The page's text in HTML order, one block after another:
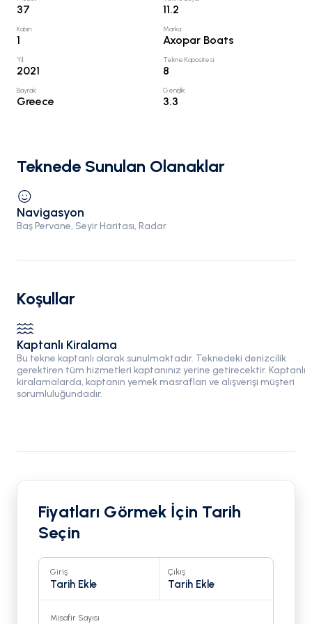
37 11.2
Kabin:
1
Marka:
Axopar Boats
Yıl:
2021
Tekne Kapasitesi:
8
Bayrak:
Greece
Genişlik:
3.3
Teknede Sunulan Olanaklar
Navigasyon
Baş Pervane, Seyir Haritası, Radar
Koşullar
Kaptanlı Kiralama
Bu tekne kaptanlı olarak sunulmaktadır. Teknedeki denizcilik
gerektiren tüm hizmetleri kaptanınız yerine getirecektir. Kaptanlı
kiralamalarda, kaptanın yemek masrafları ve alışverişi müşteri
sorumluluğundadır.
Fiyatları Görmek İçin Tarih
Seçin
Giriş
Tarih Ekle
Çıkış
Tarih Ekle
Misafir Sayısı